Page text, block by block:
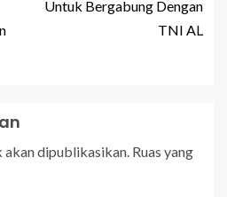
Untuk Bergabung Dengan
TNI AL
akan dipublikasikan. Ruas yang